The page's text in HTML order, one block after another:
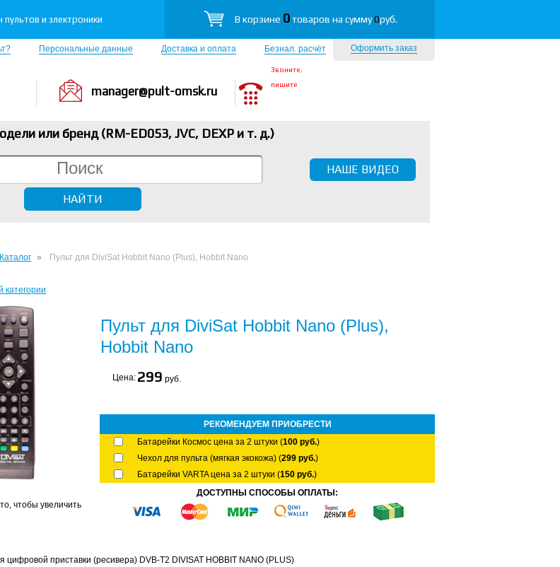
пультов и электроники В корзине 0товаров на сумму0руб.
Оформить заказ
Персональные данные Доставка и оплата Безнал. расчёт
manager@pult-omsk.ru
Звоните,
пишите
или бренд (RM-ED053, JVC, DEXP и т. д.)
НАШЕ ВИДЕО
Каталог Пульт для DiviSat Hobbit Nano (Plus), Hobbit Nano
категории
чтобы увеличить
Пульт для DiviSat Hobbit Nano (Plus),
Hobbit Nano
Цена: 299 руб.
РЕКОМЕНДУЕМ ПРИОБРЕСТИ
Батарейки Космос цена за 2 штуки (100 руб.)
Чехол для пульта (мягкая экокожа) (299 руб.)
Батарейки VARTA цена за 2 штуки (150 руб.)
ДОСТУПНЫ СПОСОБЫ ОПЛАТЫ:
цифровой приставки (ресивера) DVB-T2 DIVISAT HOBBIT NANO (PLUS)